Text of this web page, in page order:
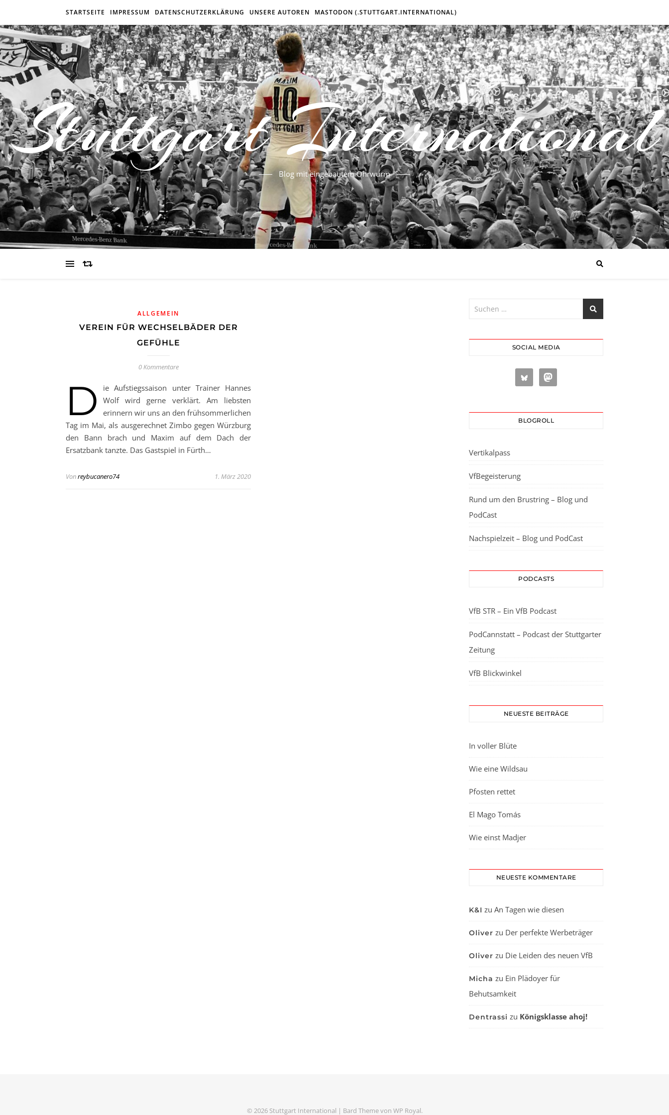
STARTSEITE IMPRESSUM DATENSCHUTZERKLÄRUNG UNSERE AUTOREN MASTODON (.STUTTGART.INTERNATIONAL)
Stuttgart International
Blog mit eingebautem Ohrwurm
ALLGEMEIN
VEREIN FÜR WECHSELBÄDER DER
GEFÜHLE
0 Kommentare
D
ie Aufstiegssaison unter Trainer Hannes
Wolf wird gerne verklärt. Am liebsten
erinnern wir uns an den frühsommerlichen
Tag im Mai, als ausgerechnet Zimbo gegen Würzburg
den Bann brach und Maxim auf dem Dach der
Ersatzbank tanzte. Das Gastspiel in Fürth…
Vonreybucanero74 1. März 2020
SOCIAL MEDIA
BLOGROLL
Vertikalpass
VfBegeisterung
Rund um den Brustring – Blog und
PodCast
Nachspielzeit – Blog und PodCast
PODCASTS
VfB STR – Ein VfB Podcast
PodCannstatt – Podcast der Stuttgarter
Zeitung
VfB Blickwinkel
NEUESTE BEITRÄGE
In voller Blüte
Wie eine Wildsau
Pfosten rettet
El Mago Tomás
Wie einst Madjer
NEUESTE KOMMENTARE
K&I zu An Tagen wie diesen
Oliver zu Der perfekte Werbeträger
Oliver zu Die Leiden des neuen VfB
Micha zu Ein Plädoyer für
Behutsamkeit
Dentrassi zu Königsklasse ahoj!
© 2026 Stuttgart International | Bard Theme von WP Royal.